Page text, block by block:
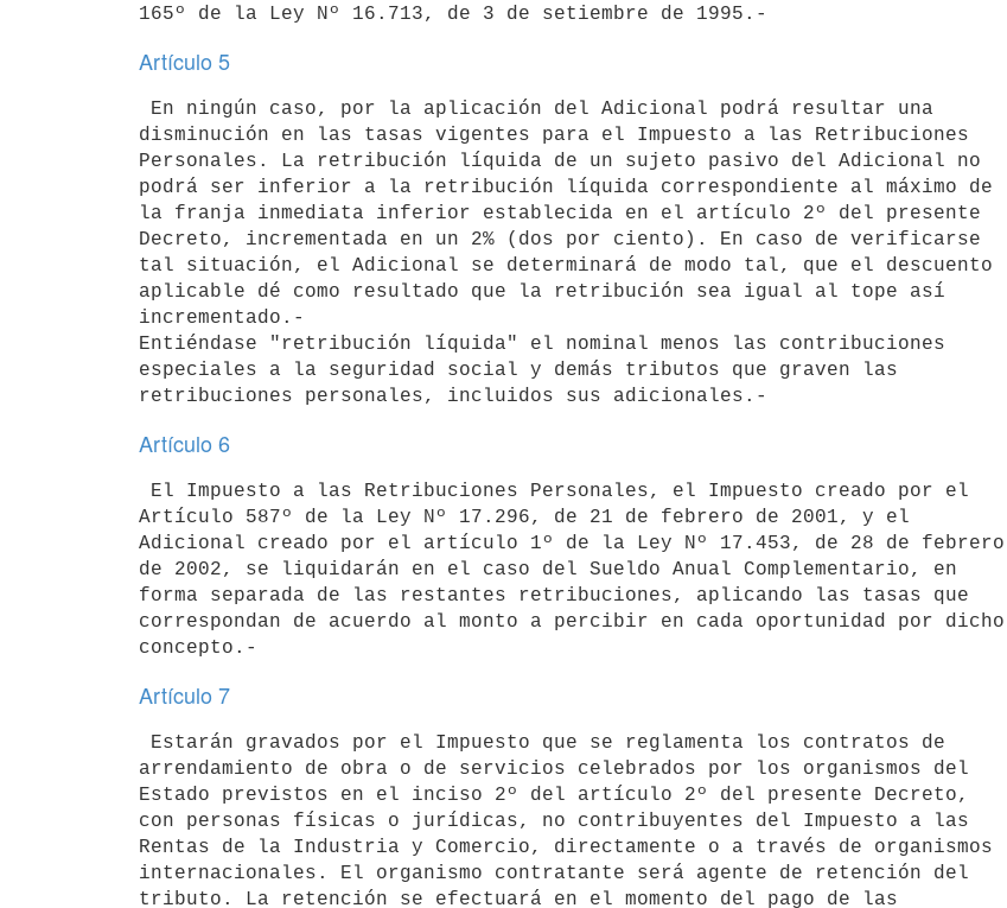
Artículo 5
disminución en las tasas vigentes para el Impuesto a las Retribuciones
Personales. La retribución líquida de un sujeto pasivo del Adicional no
podrá ser inferior a la retribución líquida correspondiente al máximo de
la franja inmediata inferior establecida en el artículo 2º del presente
Decreto, incrementada en un 2% (dos por ciento). En caso de verificarse
tal situación, el Adicional se determinará de modo tal, que el descuento
aplicable dé como resultado que la retribución sea igual al tope así
incrementado.-
Entiéndase "retribución líquida" el nominal menos las contribuciones
especiales a la seguridad social y demás tributos que graven las
Artículo 6
Artículo 587º de la Ley Nº 17.296, de 21 de febrero de 2001, y el
Adicional creado por el artículo 1º de la Ley Nº 17.453, de 28 de febrero
de 2002, se liquidarán en el caso del Sueldo Anual Complementario, en
forma separada de las restantes retribuciones, aplicando las tasas que
correspondan de acuerdo al monto a percibir en cada oportunidad por dicho
Artículo 7
arrendamiento de obra o de servicios celebrados por los organismos del
Estado previstos en el inciso 2º del artículo 2º del presente Decreto,
con personas físicas o jurídicas, no contribuyentes del Impuesto a las
Rentas de la Industria y Comercio, directamente o a través de organismos
internacionales. El organismo contratante será agente de retención del
tributo. La retención se efectuará en el momento del pago de las